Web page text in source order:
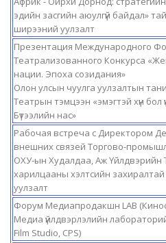
эдийн засгийн аюулгүй байдал»
ширээний уулзалт
Презентация Международного
Театрализованного Конкурса
нации. Эпоха созидания»
Олон улсын чуулга уулзалтын
Театрын тэмцээн «эмэгтэй хүн бол
Бүтээлийн нас»
Рабочая встреча с Директором
внешних связей Торгово-
ОХУ-ын Худалдаа, Аж Үйлдвэрийн
харилцааны хэлтсийн
уулзалт
Форум Медиапродакшн LAB
Медиа үйлдвэрлэлийн
Film Studio, CPS)